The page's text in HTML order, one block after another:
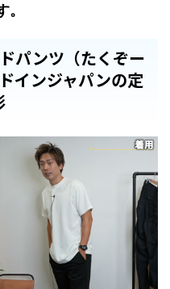
パンツ（たくぞー
インジャパンの定